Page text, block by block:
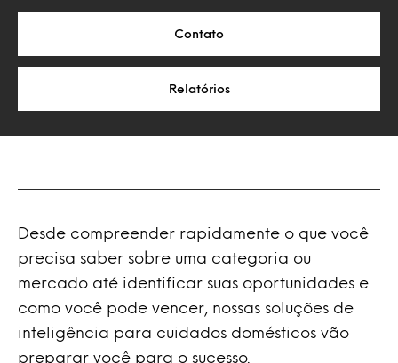
Contato
Relatórios
Desde compreender rapidamente o que você
precisa saber sobre uma categoria ou
mercado até identificar suas oportunidades e
como você pode vencer, nossas soluções de
inteligência para cuidados domésticos vão
preparar você para o sucesso.